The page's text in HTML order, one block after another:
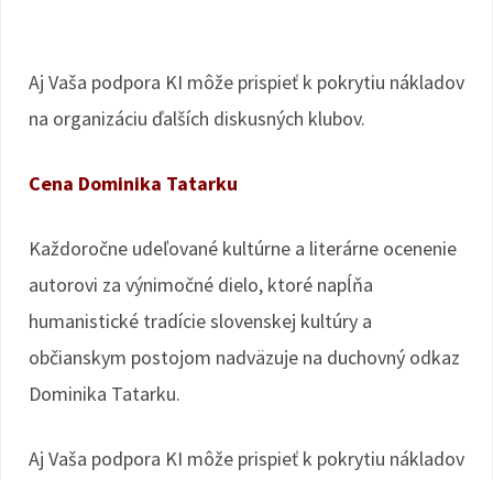
Aj Vaša podpora KI môže prispieť k pokrytiu nákladov
na organizáciu ďalších diskusných klubov.
Cena Dominika Tatarku
Každoročne udeľované kultúrne a literárne ocenenie
autorovi za výnimočné dielo, ktoré napĺňa
humanistické tradície slovenskej kultúry a
občianskym postojom nadväzuje na duchovný odkaz
Dominika Tatarku.
Aj Vaša podpora KI môže prispieť k pokrytiu nákladov